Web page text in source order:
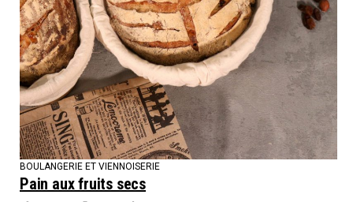
BOULANGERIE ET VIENNOISERIE
Pain aux fruits secs